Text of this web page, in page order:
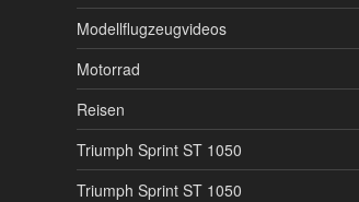
Modellflugzeugvideos
Motorrad
Reisen
Triumph Sprint ST 1050
Triumph Sprint ST 1050